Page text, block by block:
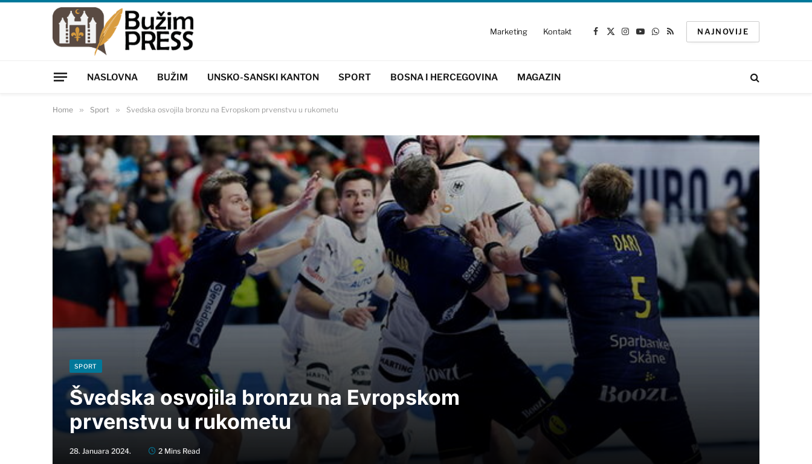
Marketing Kontakt
Facebook
X
Instagram
YouTube
WhatsApp
RSS
NAJNOVIJE
NASLOVNA BUŽIM UNSKO-SANSKI KANTON SPORT BOSNA I HERCEGOVINA MAGAZIN
Home » Sport » Švedska osvojila bronzu na Evropskom prvenstvu u rukometu
SPORT
Švedska osvojila bronzu na Evropskom
prvenstvu u rukometu
28. Januara 2024. 2 Mins Read